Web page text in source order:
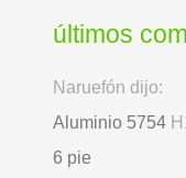
últimos
Naruefón dijo:
Aluminio 5754
6 pie